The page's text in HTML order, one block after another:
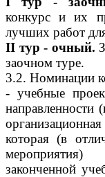
конкурс и их
лучших работ
II тур - очный.
заочном туре.
3.2. Номинации
- учебные
направленности
которая (в
законченной